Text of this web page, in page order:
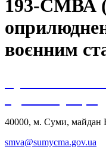
193-СМВА
воєнним
40000, м. Суми, майдан
smva@sumycma.gov.ua